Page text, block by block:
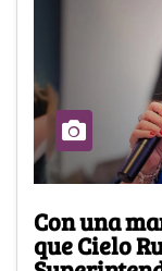
Con una
que Cielo